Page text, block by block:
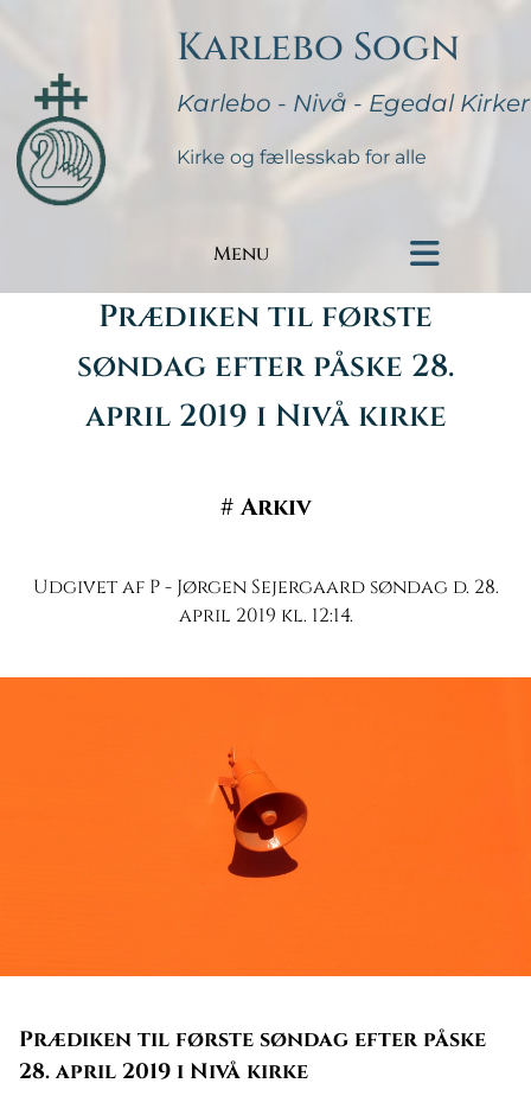
Karlebo Sogn
Karlebo - Nivå - Egedal Kirker
Kirke og fællesskab for alle
Menu
Prædiken til første
søndag efter påske 28.
april 2019 i Nivå kirke
#Arkiv
Udgivet af P - Jørgen Sejergaard søndag d. 28.
april 2019 kl. 12:14.
Prædiken til første søndag efter påske
28. april 2019 i Nivå kirke